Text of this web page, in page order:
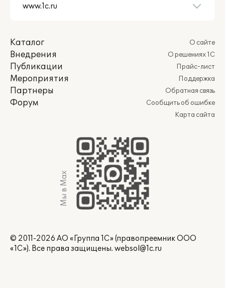
Каталог
Внедрения
Публикации
Мероприятия
Партнеры
Форум
О сайте
О решениях 1С
Прайс-лист
Поддержка
Обратная связь
Сообщить об ошибке
Карта сайта
Мы в Max
© 2011-2026 АО «Группа 1С» (правопреемник ООО
«1С»). Все права защищены. websol@1c.ru